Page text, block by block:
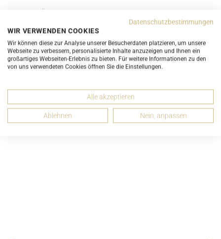
EMPFEHLEN
Passende Artikel
Datenschutzbestimmungen
WIR VERWENDEN COOKIES
Wir können diese zur Analyse unserer Besucherdaten platzieren, um unsere
Webseite zu verbessern, personalisierte Inhalte anzuzeigen und Ihnen ein
großartiges Webseiten-Erlebnis zu bieten. Für weitere Informationen zu den
von uns verwendeten Cookies öffnen Sie die Einstellungen.
Alle akzeptieren
Ablehnen Nein, anpassen